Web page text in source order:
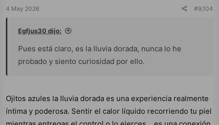
4 May 2026 #9,104
Egfjus30 dijo:
Pues está claro, es la lluvia dorada, nunca lo he
probado y siento curiosidad por ello.
Ojitos azules la lluvia dorada es una experiencia realmente
íntima y poderosa. Sentir el calor líquido recorriendo tu piel